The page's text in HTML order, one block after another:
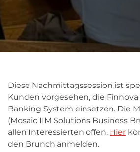
Diese Nachmittagssession ist
Kunden vorgesehen, die Finnova
Banking System einsetzen. Die
(Mosaic IIM Solutions Business
allen Interessierten offen. Hier
den Brunch anmelden.